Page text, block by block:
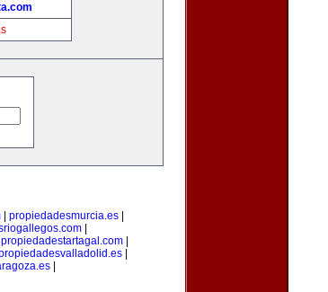
| propiedadesmurcia.es|
propiedadestartagal.com|
|
|